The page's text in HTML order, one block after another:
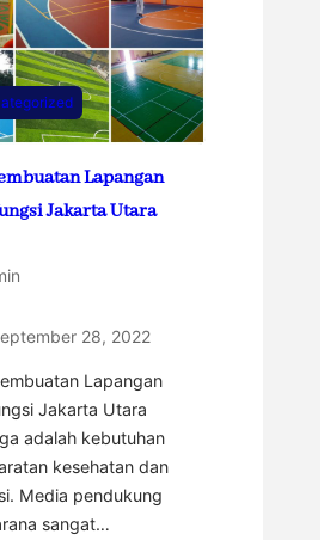
Lapangan
Jakarta Utara
28, 2022
Lapangan
Jakarta Utara
adalah kebutuhan
kesehatan dan
Media pendukung
sangat…